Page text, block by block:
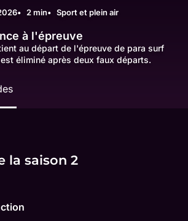
2 min Sport et plein air
à l'épreuve
au départ de l'épreuve de para surf
éliminé après deux faux départs.
la saison 2